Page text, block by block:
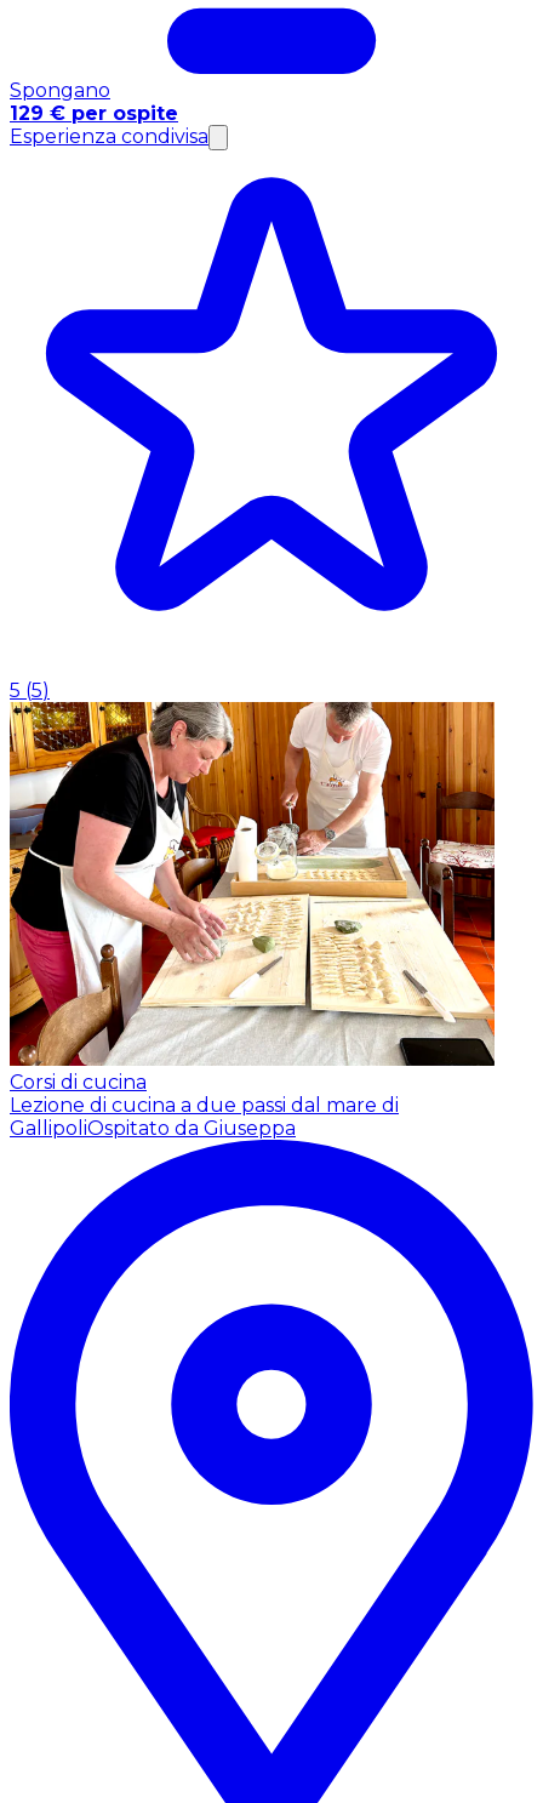
Spongano
129 € per ospite
Esperienza condivisa
5 (5)
Corsi di cucina
Lezione di cucina a due passi dal mare di
GallipoliOspitato da Giuseppa